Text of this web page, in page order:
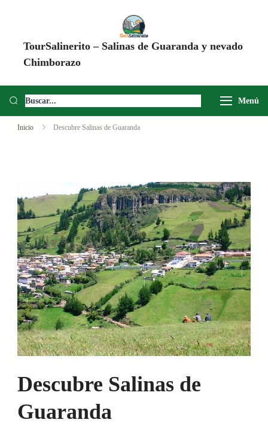
TourSalinerito – Salinas de Guaranda y nevado
Chimborazo
Chimborazo, Minas de Sal, Quesera El Salinerito, Chocolates El
Menú
Inicio Descubre Salinas de Guaranda
Descubre Salinas de
Guaranda